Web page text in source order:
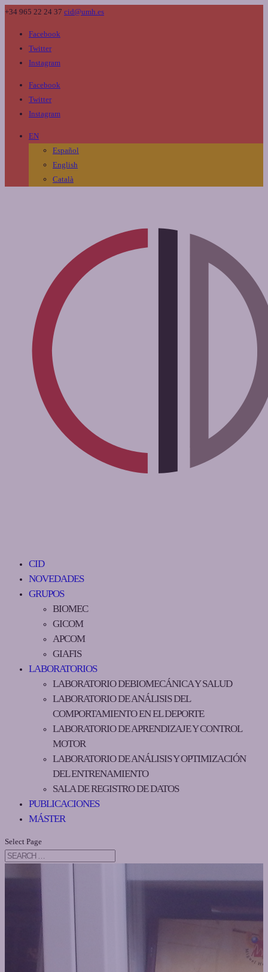
+34 965 22 24 37 cid@umh.es
Facebook
Twitter
Instagram
Facebook
Twitter
Instagram
EN
Español
English
Català
CID
NOVEDADES
GRUPOS
BIOMEC
GICOM
APCOM
GIAFIS
LABORATORIOS
LABORATORIO DEBIOMECÁNICA Y SALUD
LABORATORIO DE ANÁLISIS DEL
COMPORTAMIENTO EN EL DEPORTE
LABORATORIO DE APRENDIZAJE Y CONTROL
MOTOR
LABORATORIO DE ANÁLISIS Y OPTIMIZACIÓN
DEL ENTRENAMIENTO
SALA DE REGISTRO DE DATOS
PUBLICACIONES
MÁSTER
Select Page